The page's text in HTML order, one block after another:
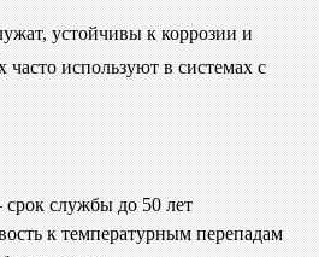
устойчивы к коррозии и
используют в системах с
службы до 50 лет
к температурным перепадам